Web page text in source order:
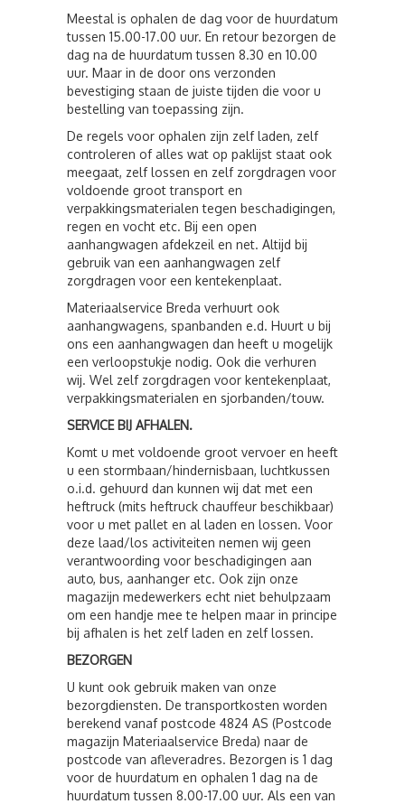
Meestal is ophalen de dag voor de huurdatum
tussen 15.00-17.00 uur. En retour bezorgen de
dag na de huurdatum tussen 8.30 en 10.00
uur. Maar in de door ons verzonden
bevestiging staan de juiste tijden die voor u
bestelling van toepassing zijn.
De regels voor ophalen zijn zelf laden, zelf
controleren of alles wat op paklijst staat ook
meegaat, zelf lossen en zelf zorgdragen voor
voldoende groot transport en
verpakkingsmaterialen tegen beschadigingen,
regen en vocht etc. Bij een open
aanhangwagen afdekzeil en net. Altijd bij
gebruik van een aanhangwagen zelf
zorgdragen voor een kentekenplaat.
Materiaalservice Breda verhuurt ook
aanhangwagens, spanbanden e.d. Huurt u bij
ons een aanhangwagen dan heeft u mogelijk
een verloopstukje nodig. Ook die verhuren
wij. Wel zelf zorgdragen voor kentekenplaat,
verpakkingsmaterialen en sjorbanden/touw.
SERVICE BIJ AFHALEN.
Komt u met voldoende groot vervoer en heeft
u een stormbaan/hindernisbaan, luchtkussen
o.i.d. gehuurd dan kunnen wij dat met een
heftruck (mits heftruck chauffeur beschikbaar)
voor u met pallet en al laden en lossen. Voor
deze laad/los activiteiten nemen wij geen
verantwoording voor beschadigingen aan
auto, bus, aanhanger etc. Ook zijn onze
magazijn medewerkers echt niet behulpzaam
om een handje mee te helpen maar in principe
bij afhalen is het zelf laden en zelf lossen.
BEZORGEN
U kunt ook gebruik maken van onze
bezorgdiensten. De transportkosten worden
berekend vanaf postcode 4824 AS (Postcode
magazijn Materiaalservice Breda) naar de
postcode van afleveradres. Bezorgen is 1 dag
voor de huurdatum en ophalen 1 dag na de
huurdatum tussen 8.00-17.00 uur. Als een van